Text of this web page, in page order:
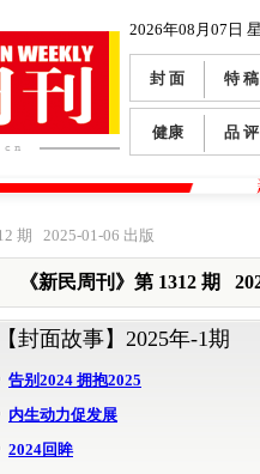
2026年08月07日
封 面 特 稿
健康 品 评
期 2025-01-06 出版
《新民周刊》第 1312 期
【封面故事】 2025年-1期
告别2024 拥抱2025
内生动力促发展
2024回眸